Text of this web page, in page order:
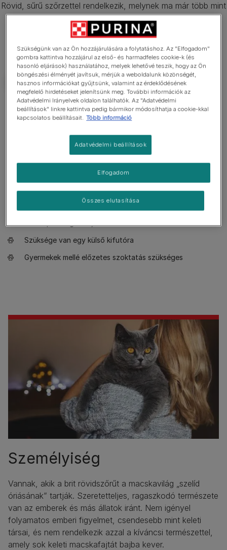
Rövid, sűrű szőrzettel rendelkezik, melynek ma már több mint
100 színe és színkombinációja ismert.
Tudnivalók
Játékos és kíváncsi
Barátságos, ugyanakkor önálló
Hetente egyszer ápolást igényel
Szüksége van egy külső kifutóra
Gyermekek mellé előzetes szoktatás szükséges
Személyiség
Vannak, akik a brit rövidszőrűt a macskavilág „szelíd
óriásának” tartják. Szeretetteljes, ragaszkodó természete
van az emberek és más állatok iránt. Nem igényel
folyamatos emberi figyelmet, csendesebb mint keleti
társai, és nem rendelkezik azzal a kíváncsi természettel,
amely sok keleti macskafajtát bajba kever.
Szükségünk van az Ön hozzájárulására a folytatáshoz. Az "Elfogadom"
gombra kattintva hozzájárul az első- és harmadfeles cookie-k (és
hasonló eljárások) használatához, melyek lehetővé teszik, hogy az Ön
böngészési élményét javítsuk, mérjük a weboldalunk közönségét,
hasznos információkat gyűjtsünk, valamint az érdeklődésének
megfelelő hirdetéseket jelenítsünk meg. További információk az
Adatvédelmi Irányelvek oldalon találhatók. Az "Adatvédelmi
beállítások" linkre kattintva pedig bármikor módosíthatja a cookie-kkal
kapcsolatos beállításait. Több információ
Adatvédelmi beállítások
Összes elutasítása
Elfogadom